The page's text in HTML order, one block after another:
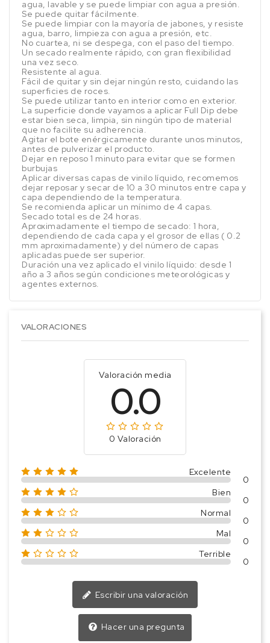
agua, lavable y se puede limpiar con agua a presión.
Se puede quitar fácilmente.
Se puede limpiar con la mayoría de jabones, y resiste
agua, barro, limpieza con agua a presión, etc.
No cuartea, ni se despega, con el paso del tiempo.
Un secado realmente rápido, con gran flexibilidad
una vez seco.
Resistente al agua.
Fácil de quitar y sin dejar ningún resto, cuidando las
superficies de roces.
Se puede utilizar tanto en interior como en exterior.
La superficie donde vayamos a aplicar Full Dip debe
estar bien seca, limpia, sin ningún tipo de material
que no facilite su adherencia.
Agitar el bote enérgicamente durante unos minutos,
antes de pulverizar el producto.
Dejar en reposo 1 minuto para evitar que se formen
burbujas
Aplicar diversas capas de vinilo líquido, recomemos
dejar reposar y secar de 10 a 30 minutos entre capa y
capa dependiendo de la temperatura.
Se recomienda aplicar un mínimo de 4 capas.
Secado total es de 24 horas.
Aproximadamente el tiempo de secado: 1 hora,
dependiendo de cada capa y el grosor de ellas ( 0.2
mm aproximadamente) y del número de capas
aplicadas puede ser superior.
Duración una vez aplicado el vinilo líquido: desde 1
año a 3 años según condiciones meteorológicas y
agentes externos.
VALORACIONES
Valoración media
0.0
0 Valoración
Excelente
0
Bien
0
Normal
0
Mal
0
Terrible
0
Escribir una valoración
Hacer una pregunta